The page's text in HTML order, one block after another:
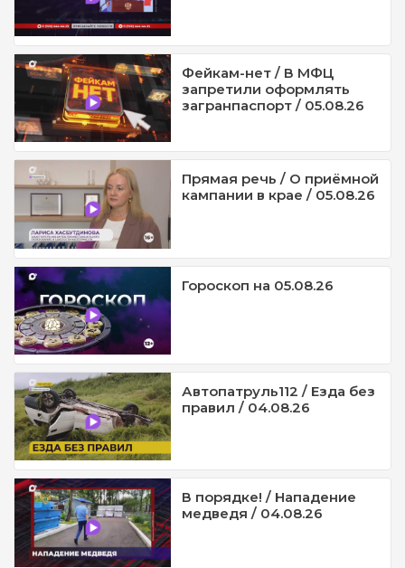
Фейкам-нет / В МФЦ
запретили оформлять
загранпаспорт / 05.08.26
Прямая речь / О приёмной
кампании в крае / 05.08.26
Гороскоп на 05.08.26
Автопатруль112 / Езда без
правил / 04.08.26
В порядке! / Нападение
медведя / 04.08.26